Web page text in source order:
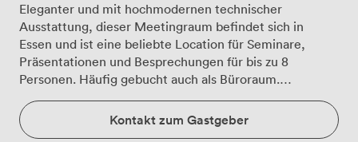
Eleganter und mit hochmodernen technischer
Ausstattung, dieser Meetingraum befindet sich in
Essen und ist eine beliebte Location für Seminare,
Präsentationen und Besprechungen für bis zu 8
Personen. Häufig gebucht auch als Büroraum.
Tageslicht, Internet, Telefonanschluss vorhanden.
Kontakt zum Gastgeber